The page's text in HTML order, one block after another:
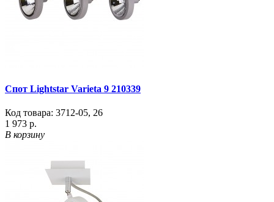
Спот Lightstar Varieta 9 210339
Код товара: 3712-05, 26
1 973 р.
В корзину